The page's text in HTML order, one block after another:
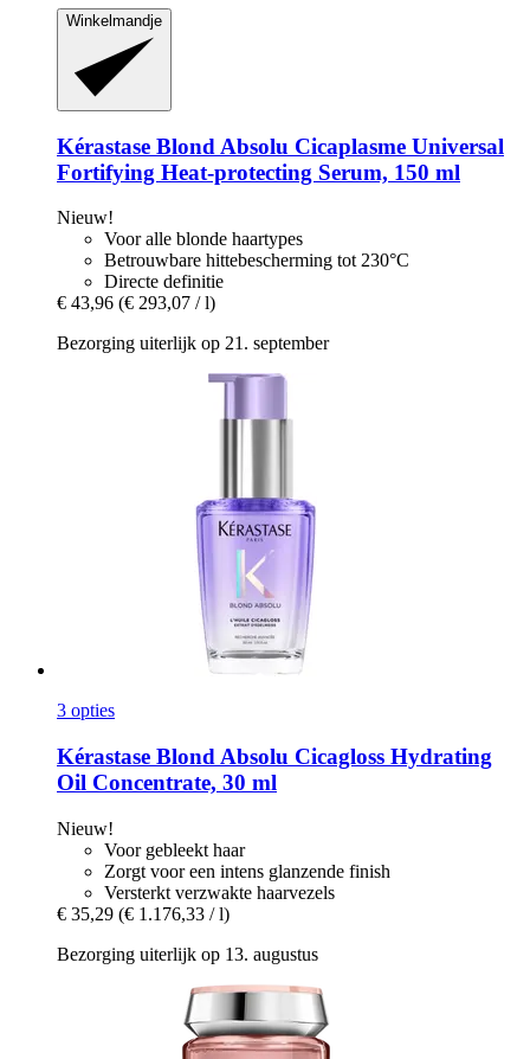
Winkelmandje
Kérastase Blond Absolu Cicaplasme Universal
Fortifying Heat-​protecting Serum, 150 ml
Nieuw!
Voor alle blonde haartypes
Betrouwbare hittebescherming tot 230°C
Directe definitie
€ 43,96 (€ 293,07 / l)
Bezorging uiterlijk op 21. september
3 opties
Kérastase Blond Absolu Cicagloss Hydrating
Oil Concentrate, 30 ml
Nieuw!
Voor gebleekt haar
Zorgt voor een intens glanzende finish
Versterkt verzwakte haarvezels
€ 35,29 (€ 1.176,33 / l)
Bezorging uiterlijk op 13. augustus